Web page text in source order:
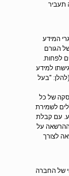
תעביר
המידע
הגורם
למידע
"בעל
של כל
לשמירת
עם קבלת
על
לצורך
הגיבוי של החברה